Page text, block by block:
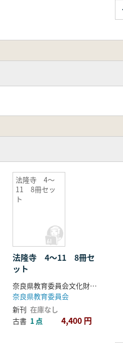
法隆寺 4〜
11 8冊セッ
ト
法隆寺 4〜11 8冊セ
ット
奈良県教育委員会文化財保存課編
奈良県教育委員会
新刊 在庫なし
古書 1 点 4,400 円